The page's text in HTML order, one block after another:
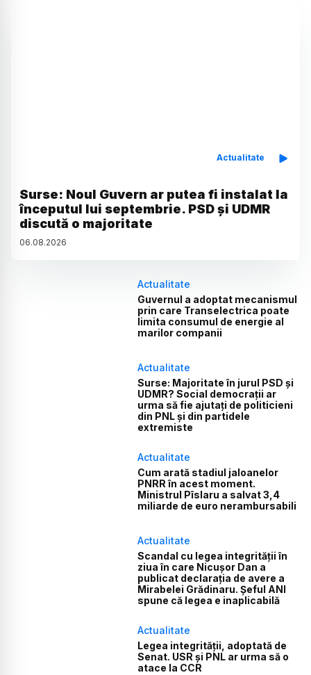
Actualitate
Surse: Noul Guvern ar putea fi instalat la
începutul lui septembrie. PSD și UDMR
discută o majoritate
06.08.2026
Actualitate
Guvernul a adoptat mecanismul
prin care Transelectrica poate
limita consumul de energie al
marilor companii
Actualitate
Surse: Majoritate în jurul PSD și
UDMR? Social democrații ar
urma să fie ajutați de politicieni
din PNL și din partidele
extremiste
Actualitate
Cum arată stadiul jaloanelor
PNRR în acest moment.
Ministrul Pîslaru a salvat 3,4
miliarde de euro nerambursabili
Actualitate
Scandal cu legea integrității în
ziua în care Nicușor Dan a
publicat declarația de avere a
Mirabelei Grădinaru. Șeful ANI
spune că legea e inaplicabilă
Actualitate
Legea integrității, adoptată de
Senat. USR și PNL ar urma să o
atace la CCR